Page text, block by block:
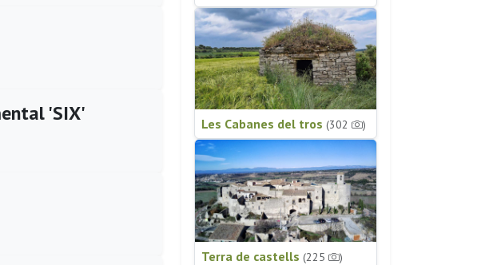
'SIX' Les Cabanes del tros (302 )
Terra de castells (225 )